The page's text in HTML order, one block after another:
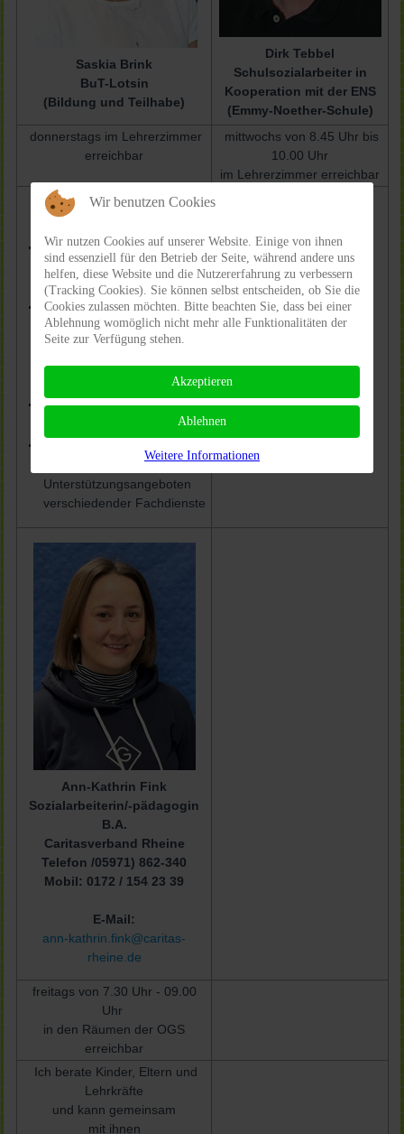
Saskia Brink
BuT-Lotsin
(Bildung und Teilhabe)
Dirk Tebbel
Schulsozialarbeiter in
Kooperation mit der ENS
(Emmy-Noether-Schule)
donnerstags im Lehrerzimmer
erreichbar
mittwochs von 8.45 Uhr bis
10.00 Uhr
im Lehrerzimmer erreichbar
Aufgabenbereiche:
Beratung / Unterstützung für
Eltern und
Kindern (Nutzung BuT)
Begleitung / Unterstützung
von Eltern bei
Behördengängen (in
Kooperation mit dem
Zusammenarbeit mit
Unterstützungsangeboten
verschiedender Fachdienste
Beratung von
Lehrkräften, Eltern und
Schülern
Unterrichtsbegleitende
Unterstützung
Gesellschaft)
Vernetzungsarbeit
Ann-Kathrin Fink
Sozialarbeiterin/-pädagogin
B.A.
Caritasverband Rheine
Telefon /05971) 862-340
Mobil: 0172 / 154 23 39
E-Mail:
ann-kathrin.fink@caritas-
rheine.de
freitags von 7.30 Uhr - 09.00
Uhr
in den Räumen der OGS
erreichbar
Ich berate Kinder, Eltern und
Lehrkräfte
und kann gemeinsam
mit ihnen
Wir benutzen Cookies
Wir nutzen Cookies auf unserer Website. Einige von ihnen
sind essenziell für den Betrieb der Seite, während andere uns
helfen, diese Website und die Nutzererfahrung zu verbessern
(Tracking Cookies). Sie können selbst entscheiden, ob Sie die
Cookies zulassen möchten. Bitte beachten Sie, dass bei einer
Ablehnung womöglich nicht mehr alle Funktionalitäten der
Seite zur Verfügung stehen.
Akzeptieren
Ablehnen
Weitere Informationen